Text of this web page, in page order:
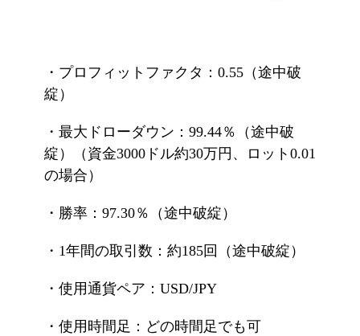
・プロフィットファクタ：0.55（途中破
綻）
・最大ドローダウン：99.44％（途中破
綻）（資金3000ドル約30万円、ロット0.01
の場合）
・勝率：97.30％（途中破綻）
・1年間の取引数：約185回（途中破綻）
・使用通貨ペア：USD/JPY
・使用時間足：どの時間足でも可